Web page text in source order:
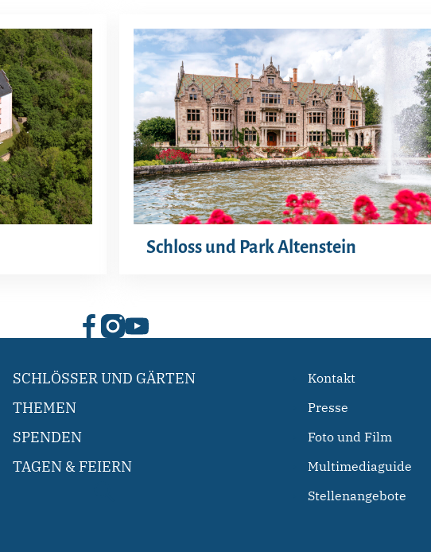
Schloss und Park Altenstein
SCHLÖSSER UND GÄRTEN
THEMEN
SPENDEN
TAGEN & FEIERN
Kontakt
Presse
Foto und Film
Multimediaguide
Stellenangebote